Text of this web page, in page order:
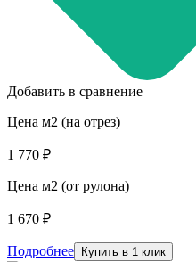
Добавить в сравнение
Цена м2 (на отрез)
1 770 ₽
Цена м2 (от рулона)
1 670 ₽
Подробнее Купить в 1 клик